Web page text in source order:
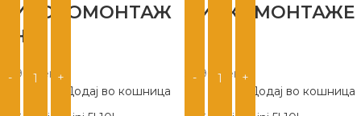
ВИСОКОМОНТАЖ
ЕН
5.490ден
Додај во кошница
НИСКОМОНТАЖЕ
5.490ден
Додај во кошница